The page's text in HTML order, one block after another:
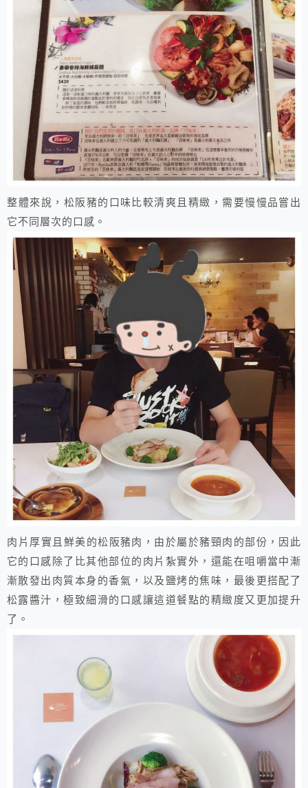
​整體來說，松阪豬的口味比較清爽且精緻，需要慢慢品嘗出
它不同層次的口感。
​肉片厚實且鮮美的松阪豬肉，由於屬於豬頸肉的部份，因此
它的口感除了比其他部位的肉片紮實外，還能在咀嚼當中漸
漸散發出肉質本身的香氣，以及鹽烤的焦味，最後更搭配了
松露醬汁，極致細滑的口感讓這道餐點的精緻度又更加提升
了。